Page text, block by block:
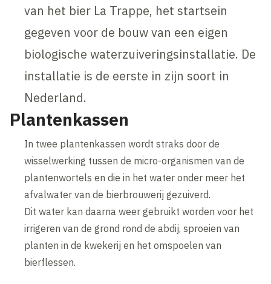
van het bier La Trappe, het startsein
gegeven voor de bouw van een eigen
biologische waterzuiveringsinstallatie. De
installatie is de eerste in zijn soort in
Nederland.
Plantenkassen
In twee plantenkassen wordt straks door de
wisselwerking tussen de micro-organismen van de
plantenwortels en die in het water onder meer het
afvalwater van de bierbrouwerij gezuiverd.
Dit water kan daarna weer gebruikt worden voor het
irrigeren van de grond rond de abdij, sproeien van
planten in de kwekerij en het omspoelen van
bierflessen.